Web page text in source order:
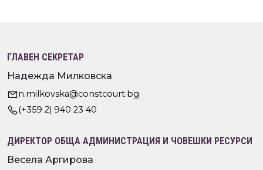
ГЛАВЕН СЕКРЕТАР
Надежда Милковска
n.milkovska@constcourt.bg
(+359 2) 940 23 40
ДИРЕКТОР ОБЩА АДМИНИСТРАЦИЯ И ЧОВЕШКИ РЕСУРСИ
Весела Аргирова